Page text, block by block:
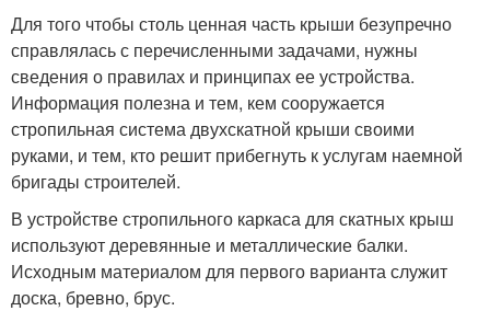
Для того чтобы столь ценная часть крыши безупречно
справлялась с перечисленными задачами, нужны
сведения о правилах и принципах ее устройства.
Информация полезна и тем, кем сооружается
стропильная система двухскатной крыши своими
руками, и тем, кто решит прибегнуть к услугам наемной
бригады строителей.
В устройстве стропильного каркаса для скатных крыш
используют деревянные и металлические балки.
Исходным материалом для первого варианта служит
доска, бревно, брус.